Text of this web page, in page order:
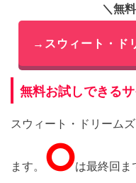
＼無
→スウィート・ド
無料お試しできる
スウィート・ドリーム
ます。 ⭘は最終回ま